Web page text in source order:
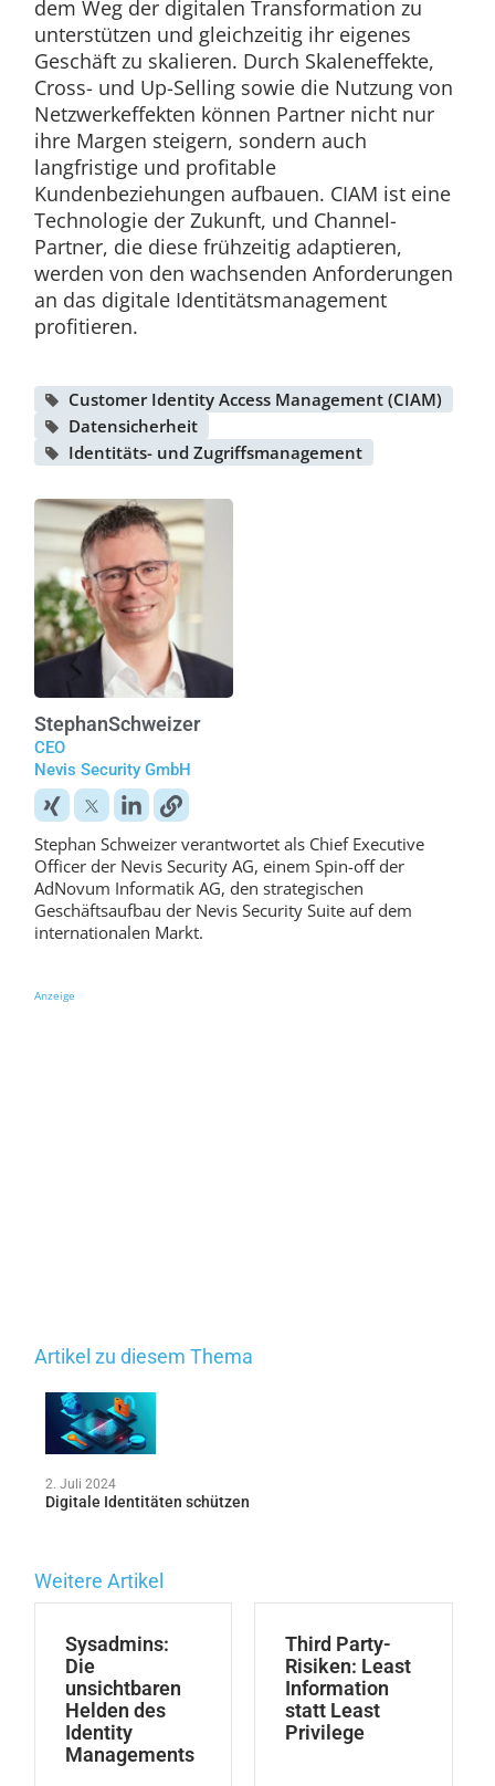
dem Weg der digitalen Transformation zu
unterstützen und gleichzeitig ihr eigenes
Geschäft zu skalieren. Durch Skaleneffekte,
Cross- und Up-Selling sowie die Nutzung von
Netzwerkeffekten können Partner nicht nur
ihre Margen steigern, sondern auch
langfristige und profitable
Kundenbeziehungen aufbauen. CIAM ist eine
Technologie der Zukunft, und Channel-
Partner, die diese frühzeitig adaptieren,
werden von den wachsenden Anforderungen
an das digitale Identitätsmanagement
profitieren.
Customer Identity Access Management (CIAM)
Datensicherheit
Identitäts- und Zugriffsmanagement
StephanSchweizer
CEO
Nevis Security GmbH
Stephan Schweizer verantwortet als Chief Executive
Officer der Nevis Security AG, einem Spin-off der
AdNovum Informatik AG, den strategischen
Geschäftsaufbau der Nevis Security Suite auf dem
internationalen Markt.
Anzeige
Artikel zu diesem Thema
2. Juli 2024
Digitale Identitäten schützen
Weitere Artikel
Sysadmins:
Die
unsichtbaren
Helden des
Identity
Managements
Third Party-
Risiken: Least
Information
statt Least
Privilege